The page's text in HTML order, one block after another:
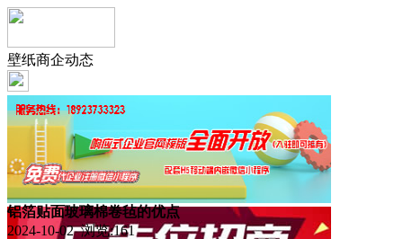
壁纸商企动态
铝箔贴面玻璃棉卷毡的优点
2024-10-02 浏览:161